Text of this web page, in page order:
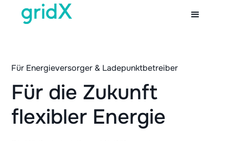
Für Energieversorger & Ladepunktbetreiber
Für die Zukunft
flexibler Energie